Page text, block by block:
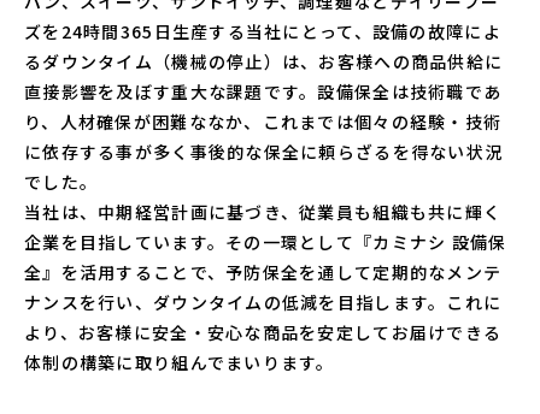
ズを24時間365日生産する当社にとって、設備の故障によ
るダウンタイム（機械の停止）は、お客様への商品供給に
直接影響を及ぼす重大な課題です。設備保全は技術職であ
り、人材確保が困難ななか、これまでは個々の経験・技術
に依存する事が多く事後的な保全に頼らざるを得ない状況
でした。
当社は、中期経営計画に基づき、従業員も組織も共に輝く
企業を目指しています。その一環として『カミナシ 設備保
全』を活用することで、予防保全を通して定期的なメンテ
ナンスを行い、ダウンタイムの低減を目指します。これに
より、お客様に安全・安心な商品を安定してお届けできる
体制の構築に取り組んでまいります。